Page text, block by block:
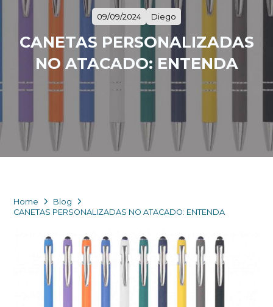
09/09/2024 Diego
CANETAS PERSONALIZADAS
NO ATACADO: ENTENDA
Home
Blog
CANETAS PERSONALIZADAS NO ATACADO: ENTENDA
+55
A nossa empresa está comprometida a proteger e respeitar
sua privacidade, utilizaremos seus dados apenas para fins
de marketing. Você pode alterar suas preferências a
Iniciar conversa